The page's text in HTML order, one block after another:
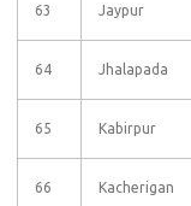
63 Jaypur
64 Jhalapada
65 Kabirpur
66 Kacherigan